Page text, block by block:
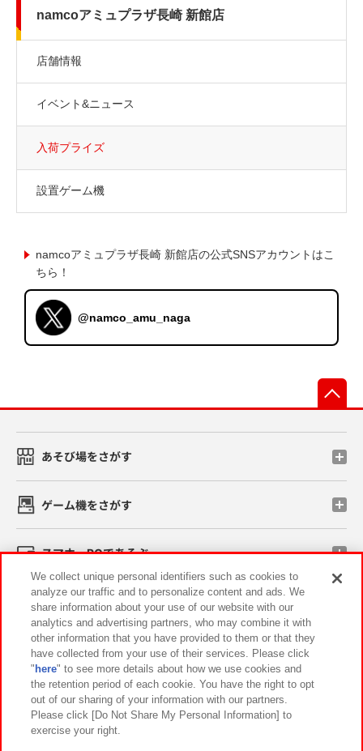
namcoアミュプラザ長崎 新館店
店舗情報
イベント&ニュース
入荷プライズ
設置ゲーム機
namcoアミュプラザ長崎 新館店の公式SNSアカウントはこ
ちら！
@namco_amu_naga
あそび場をさがす
ゲーム機をさがす
スマホ・PCであそぶ
イベント・キャンペーン
関連会社 サステナビリティ サイトポリシー
プライバシーポリシー ウェブアクセシビリティ方針と検証結果
お取引先さまとともに
We collect unique personal identifiers such as cookies to
analyze our traffic and to personalize content and ads. We
share information about your use of our website with our
analytics and advertising partners, who may combine it with
other information that you have provided to them or that they
have collected from your use of their services. Please click
" here" to see more details about how we use cookies and
the retention period of each cookie. You have the right to opt
out of our sharing of your information with our partners.
Please click [Do Not Share My Personal Information] to
exercise your right.